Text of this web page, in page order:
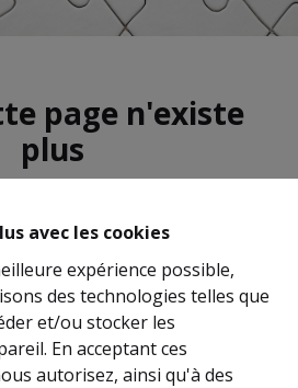
avec les cookies
expérience possible,
des technologies telles que
et/ou stocker les
En acceptant ces
autorisez, ainsi qu'à des
page n'existe
plus
À Louer